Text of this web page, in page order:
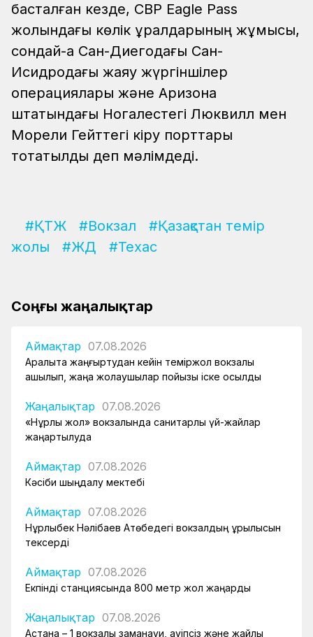
басталған кезде, CBP Eagle Pass
жолындағы көлік құралдарының жұмысы,
сондай-ақ Сан-Диегодағы Сан-
Исидродағы жаяу жүргіншілер
операциялары және Аризона
штатындағы Ногалестегі Люквилл мен
Морели Гейттегі кіру порттары
тоқтатылды деп мәлімдеді.
#ҚТЖ #Вокзал
#Қазақстан темір
жолы
#ЖД #Техас
Соңғы жаңалықтар
Аймақтар 07.08.2026
Арқалықта жаңғыртудан кейін теміржол вокзалы
ашылып, жаңа жолаушылар пойызы іске қосылды
Жаңалықтар 07.08.2026
«Нұрлы жол» вокзалында санитарлық үй-жайлар
жаңартылуда
Аймақтар 07.08.2026
Кәсіби шыңдалу мектебі
Аймақтар 07.08.2026
Нұрлыбек Нәлібаев Ақтөбедегі вокзалдың құрылысын
тексерді
Аймақтар 07.08.2026
Екпінді станциясында 800 метр жол жаңарды
Жаңалықтар 07.08.2026
Астана – 1 вокзалы заманауи, қауіпсіз және жайлы